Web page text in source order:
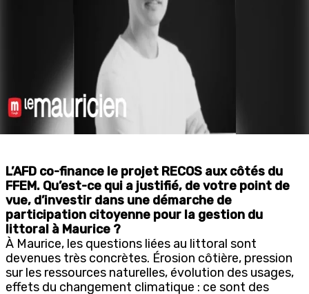
L’AFD co-finance le projet RECOS aux côtés du
FFEM. Qu’est-ce qui a justifié, de votre point de
vue, d’investir dans une démarche de
participation citoyenne pour la gestion du
littoral à Maurice ?
À Maurice, les questions liées au littoral sont
devenues très concrètes. Érosion côtière, pression
sur les ressources naturelles, évolution des usages,
effets du changement climatique : ce sont des